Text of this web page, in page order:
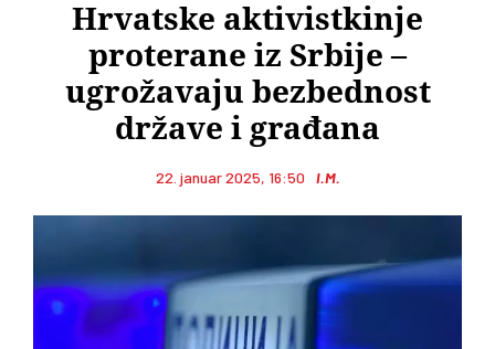
Hrvatske aktivistkinje
proterane iz Srbije –
ugrožavaju bezbednost
države i građana
22. januar 2025, 16:50 I.M.